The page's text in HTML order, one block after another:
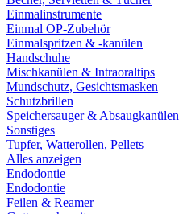
Einmalinstrumente
Einmal OP-Zubehör
Einmalspritzen & -kanülen
Handschuhe
Mischkanülen & Intraoraltips
Mundschutz, Gesichtsmasken
Schutzbrillen
Speichersauger & Absaugkanülen
Sonstiges
Tupfer, Watterollen, Pellets
Alles anzeigen
Endodontie
Endodontie
Feilen & Reamer